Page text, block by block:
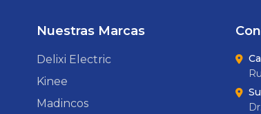
Nuestras Marcas
Delixi Electric
Kinee
Madincos